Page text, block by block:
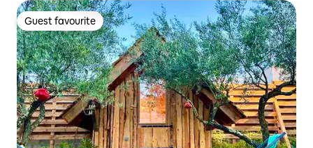
Guest favourite
Guest favourite